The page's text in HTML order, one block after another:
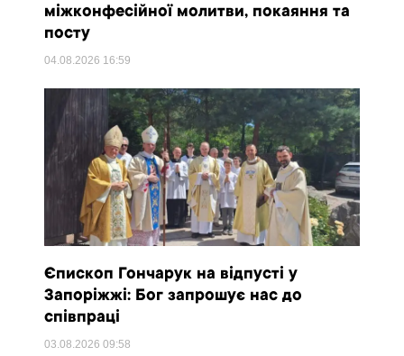
міжконфесійної молитви, покаяння та
посту
04.08.2026 16:59
Єпископ Гончарук на відпусті у
Запоріжжі: Бог запрошує нас до
співпраці
03.08.202609:58